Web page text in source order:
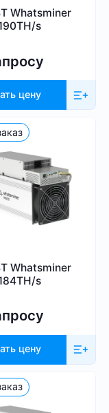
Whatsminer
s
цену
Whatsminer
s
цену